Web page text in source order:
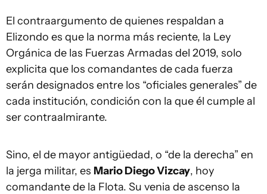
El contraargumento de quienes respaldan a
Elizondo es que la norma más reciente, la Ley
Orgánica de las Fuerzas Armadas del 2019, solo
explicita que los comandantes de cada fuerza
serán designados entre los “oficiales generales” de
cada institución, condición con la que él cumple al
ser contraalmirante.
Sino, el de mayor antigüedad, o “de la derecha” en
la jerga militar, es Mario Diego Vizcay, hoy
comandante de la Flota. Su venia de ascenso la